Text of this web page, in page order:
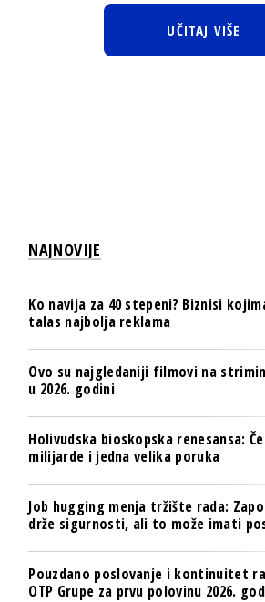
UČITAJ VIŠE
NAJNOVIJE
Ko navija za 40 stepeni? Biznisi
talas najbolja reklama
Ovo su najgledaniji filmovi na
u 2026. godini
Holivudska bioskopska renesansa:
milijarde i jedna velika poruka
Job hugging menja tržište rada:
drže sigurnosti, ali to može imati
Pouzdano poslovanje i kontinuitet
OTP Grupe za prvu polovinu 2026.